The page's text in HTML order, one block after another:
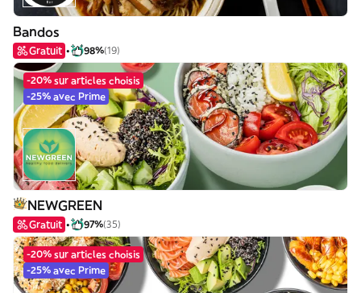
Bandos
Gratuit 98%(19)
-20% sur articles choisis
-25% avec Prime
NEWGREEN
Gratuit 97%(35)
-20% sur articles choisis
-25% avec Prime